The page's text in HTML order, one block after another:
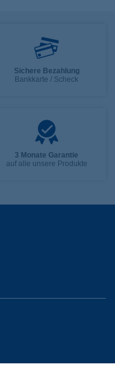
Sichere Bezahlung
Bankkarte / Scheck
3 Monate Garantie
auf alle unsere Produkte